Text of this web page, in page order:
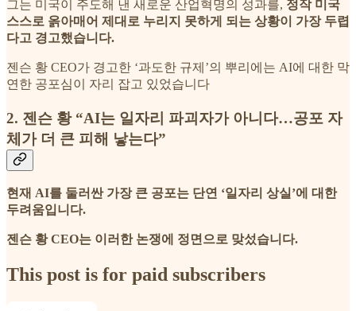
그는 미국이 주도해 낸 새로운 산업혁명의 성과를, 정작 미국
스스로 옭아매어 제대로 누리지 못하게 되는 상황이 가장 두렵
다고 경고했습니다.
젠슨 황 CEO가 경고한 ‘과도한 규제’의 뿌리에는 AI에 대한 막
연한 공포심이 자리 잡고 있었습니다
2. 젠슨 황 “AI는 일자리 파괴자가 아니다…공포 자
체가 더 큰 피해 낳는다”
현재 AI를 둘러싼 가장 큰 공포는 단연 ‘일자리 상실’에 대한
두려움입니다.
젠슨 황 CEO는 이러한 논쟁에 정면으로 맞섰습니다.
This post is for paid subscribers